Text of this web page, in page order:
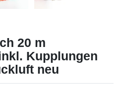
20 m
Kupplungen
neu